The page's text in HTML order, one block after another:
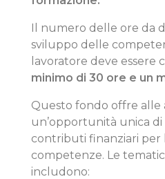
Il numero delle ore da
sviluppo delle
lavoratore deve essere
minimo di 30 ore e un
Questo fondo offre alle
un’opportunità unica di
contributi finanziari per
competenze. Le
includono: